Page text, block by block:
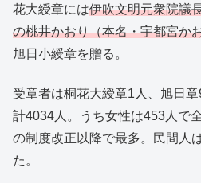
花大綬章には伊吹文明元衆院議
の桃井かおり（本名・宇都宮か
旭日小綬章を贈る。
受章者は桐花大綬章1人、旭日
計4034人。うち女性は453人で
の制度改正以降で最多。民間人
た。